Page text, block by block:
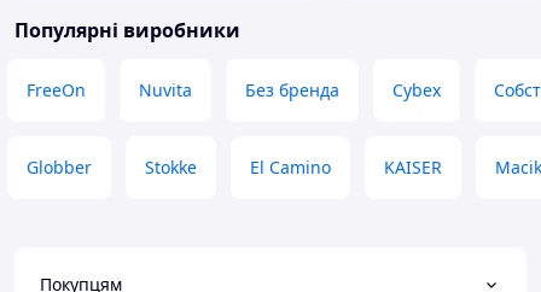
Популярні виробники
FreeOn Nuvita Без бренда Cybex
Globber Stokke El Camino KAISER Macik
Покупцям